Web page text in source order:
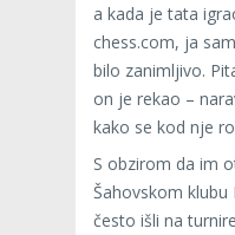
a kada je tata
chess.com, ja
bilo zanimljivo.
on je rekao –
kako se kod nje
S obzirom da im
Šahovskom
često išli na